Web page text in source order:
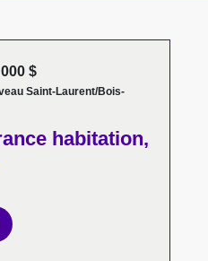
$
Saint-Laurent/Bois-
habitation,